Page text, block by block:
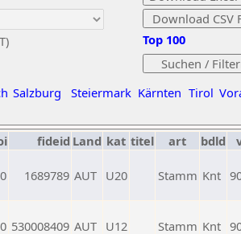
Salzburg Steiermark Kärnten Tirol
Top 100
fideid Land kat titel art bdld
0 1689789 AUT U20 Stamm Knt
0 530008409 AUT U12 Stamm Knt